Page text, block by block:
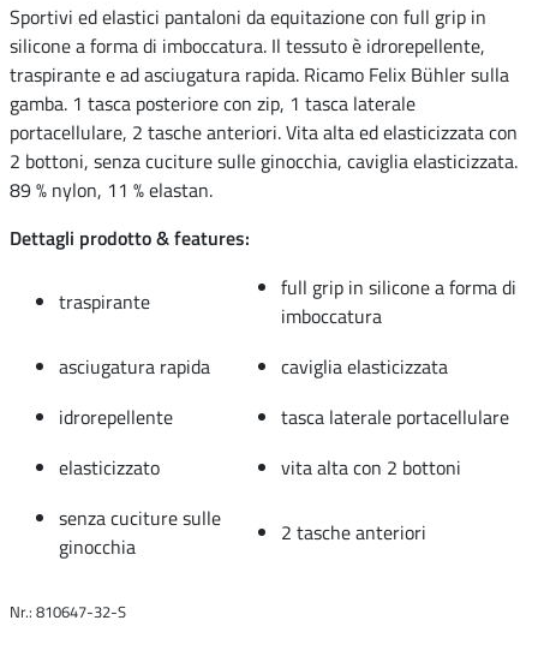
Sportivi ed elastici pantaloni da equitazione con full grip in
silicone a forma di imboccatura. Il tessuto è idrorepellente,
traspirante e ad asciugatura rapida. Ricamo Felix Bühler sulla
gamba. 1 tasca posteriore con zip, 1 tasca laterale
portacellulare, 2 tasche anteriori. Vita alta ed elasticizzata con
2 bottoni, senza cuciture sulle ginocchia, caviglia elasticizzata.
89 % nylon, 11 % elastan.
Dettagli prodotto & features:
traspirante
full grip in silicone a forma di
imboccatura
asciugatura rapida
caviglia elasticizzata
idrorepellente
tasca laterale portacellulare
elasticizzato
vita alta con 2 bottoni
senza cuciture sulle
ginocchia
2 tasche anteriori
Nr.: 810647-32-S